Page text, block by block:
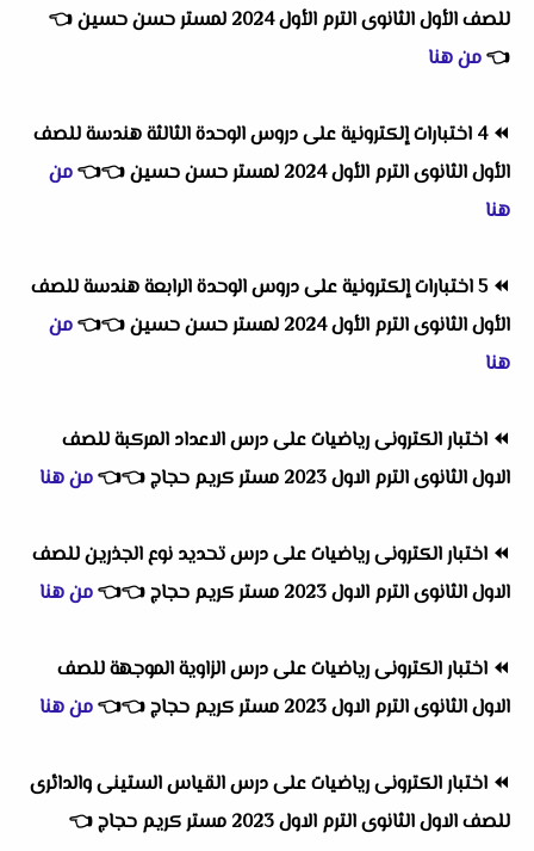
للصف الأول الثانوى الترم الأول 2024 لمستر حسن حسين
👈
👈من هنا
⏪ 4 اختبارات إلكترونية على دروس الوحدة الثالثة هندسة للصف
الأول الثانوى الترم الأول 2024 لمستر حسن حسين
👈
👈من
هنا
⏪ 5 اختبارات إلكترونية على دروس الوحدة الرابعة هندسة للصف
الأول الثانوى الترم الأول 2024 لمستر حسن حسين
👈
👈من
هنا
⏪ اختبار الكترونى رياضيات على درس الاعداد المركبة للصف
الاول الثانوى الترم الاول 2023 مستر كريم حجاج
👈
👈من هنا
⏪ اختبار الكترونى رياضيات على درس تحديد نوع الجذرين للصف
الاول الثانوى الترم الاول 2023 مستر كريم حجاج
👈
👈من هنا
⏪ اختبار الكترونى رياضيات على درس الزاوية الموجهة للصف
الاول الثانوى الترم الاول 2023 مستر كريم حجاج
👈
👈من هنا
⏪ اختبار الكترونى رياضيات على درس القياس الستينى والدائرى
للصف الاول الثانوى الترم الاول 2023 مستر كريم حجاج
👈